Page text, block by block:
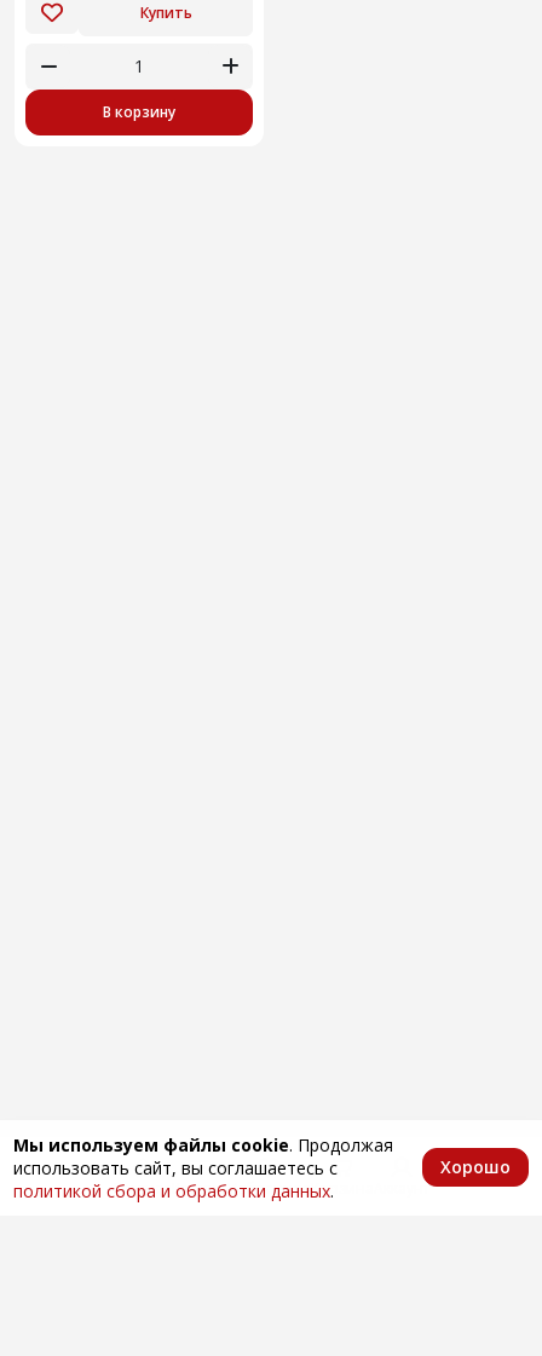
Купить
В корзину
Мы используем файлы cookie. Продолжая
использовать сайт, вы соглашаетесь с
политикой сбора и обработки данных.
Хорошо
Главная КаталогИзбранноеКорзина Аккаунт